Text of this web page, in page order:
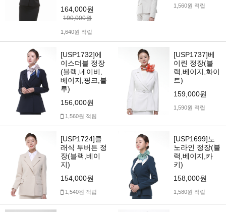
164,000원
190,000원
1,640원 적립
1,560원 적립
[USP1732]에
이스더블 정장
(블랙,네이비,
베이지,핑크,블
루)
156,000원
1,560원 적립
[USP1737]베
이린 정장(블
랙,베이지,화이
트)
159,000원
1,590원 적립
[USP1724]클
래식 투버튼 정
장(블랙,베이
지)
154,000원
1,540원 적립
[USP1699]노
노라인 정장(블
랙,베이지,카
키)
158,000원
1,580원 적립